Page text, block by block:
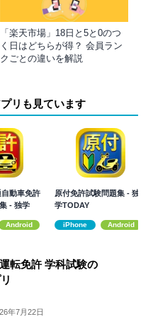
「楽天市場」18日と5と0のつ
く日はどちらが得？ 会員ラン
クごとの違いを解説
リも見ています
動車免許
- 独学
Android
原付免許試験問題集 - 独
学TODAY
iPhone Android
転免許 学科試験の
年7月22日